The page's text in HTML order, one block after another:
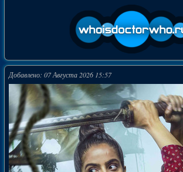
Добавлено: 07 Августа 2026 15:57